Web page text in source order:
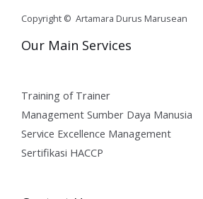
Copyright © Artamara Durus Marusean
Our Main Services
Training of Trainer
Management Sumber Daya Manusia
Service Excellence Management
Sertifikasi HACCP